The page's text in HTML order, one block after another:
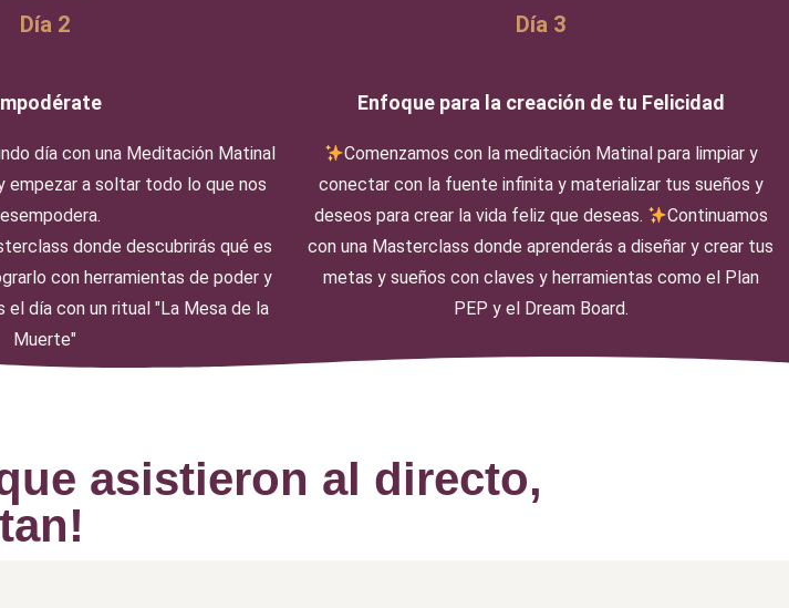
Día 2
día con una Meditación Matinal
empezar a soltar todo lo que nos
donde descubrirás qué es
con herramientas de poder y
el día con un ritual "La Mesa de la
Muerte"
Día 3
Enfoque para la creación de tu Felicidad
Comenzamos con la meditación Matinal para limpiar y
conectar con la fuente infinita y materializar tus sueños y
deseos para crear la vida feliz que deseas.
Continuamos
con una Masterclass donde aprenderás a diseñar y crear tus
metas y sueños con claves y herramientas como el Plan
PEP y el Dream Board.
asistieron al directo,